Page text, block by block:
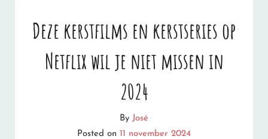
ACHTER
DE
SCANDINAVISCHE
KERSTMARKTEN
IN
Deze kerstfilms en kerstseries op
Netflix wil je niet missen in
2024
By José
Posted on 11 november 2024